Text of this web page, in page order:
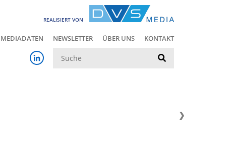
REALISIERT VON
MEDIADATEN NEWSLETTER ÜBER UNS KONTAKT